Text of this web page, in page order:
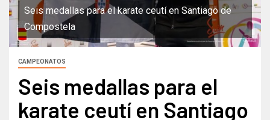
Seis medallas para el karate ceutí en Santiago de
Compostela
CAMPEONATOS
Seis medallas para el
karate ceutí en Santiago